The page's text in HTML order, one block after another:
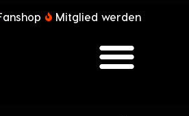
Mitglied werden